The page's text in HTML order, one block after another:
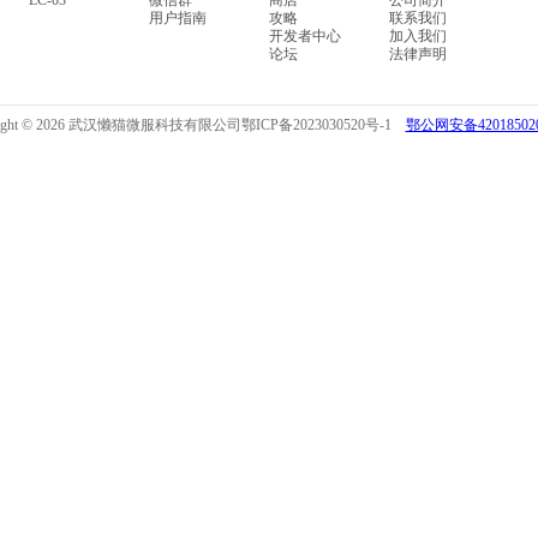
用户指南
攻略
开发者中心
论坛
联系我们
加入我们
法律声明
© 2026 武汉懒猫微服科技有限公司鄂ICP备2023030520号-1 鄂公网安备